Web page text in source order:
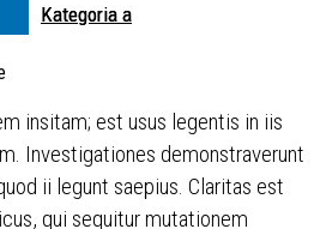
Kategoria a
insitam; est usus legentis in iis
Investigationes demonstraverunt
ii legunt saepius. Claritas est
qui sequitur mutationem